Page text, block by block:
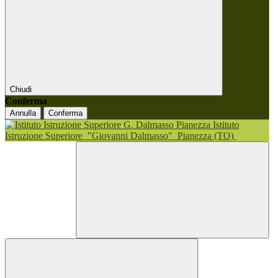
Chiudi
Conferma
Annulla Conferma
Istituto
Istruzione Superiore "Giovanni Dalmasso" Pianezza (TO)